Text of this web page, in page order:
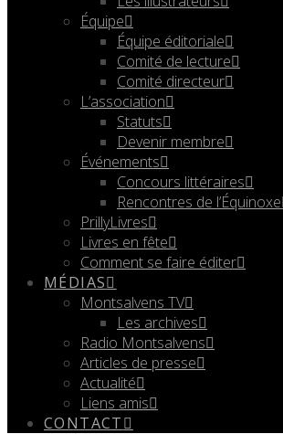
Équipe
Équipe éditoriale
Comité de lecture
Comité directeur
L’association
Statuts
Devenir membre
Événements
Concours littéraires
Rencontres de l’Équinoxe
PrillyLivres
Livres en fête
Comment se faire éditer
MÉDIAS
Montsalvens TV
Les archives
Radio Montsalvens
Articles de presse
Actualité
Liens amis
CONTACT